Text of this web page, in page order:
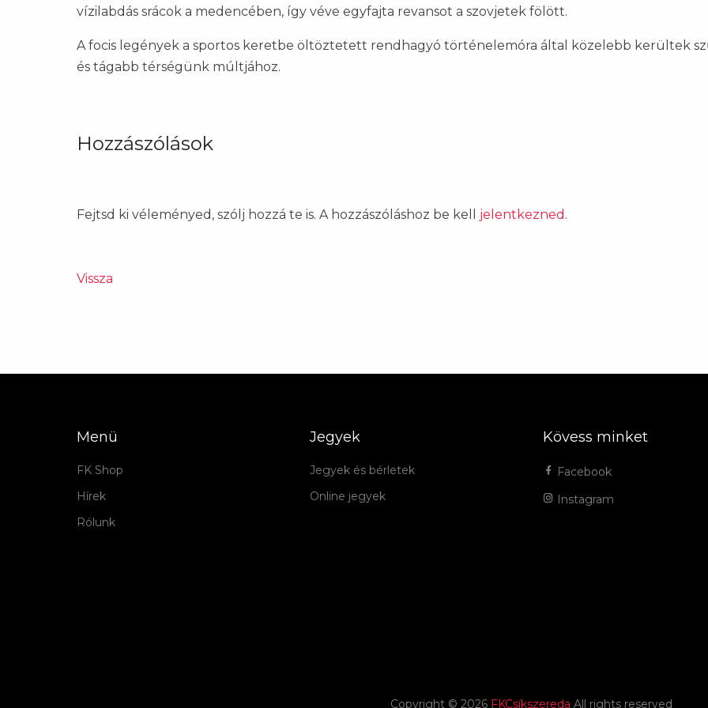
vízilabdás srácok a medencében, így véve egyfajta revansot a szovjetek fölött.
A focis legények a sportos keretbe öltöztetett rendhagyó történelemóra által közelebb kerültek
és tágabb térségünk múltjához.
Hozzászólások
Fejtsd ki véleményed, szólj hozzá te is. A hozzászóláshoz be kell jelentkezned .
Vissza
Menü
FK Shop
Hírek
Rólunk
Jegyek
Jegyek és bérletek
Online jegyek
Kövess minket
Facebook
Instagram
Copyright © 2026 FKCsíkszereda All rights reserved